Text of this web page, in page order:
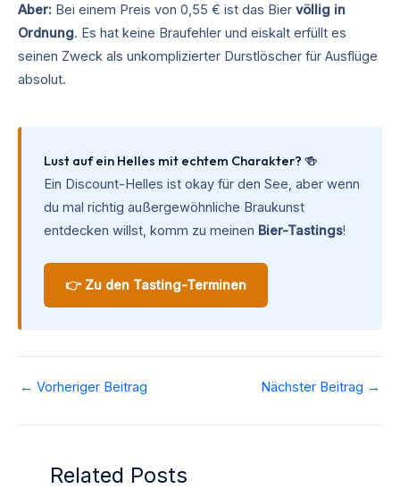
Aber: Bei einem Preis von 0,55 € ist das Bier völlig in
Ordnung. Es hat keine Braufehler und eiskalt erfüllt es
seinen Zweck als unkomplizierter Durstlöscher für Ausflüge
absolut.
Lust auf ein Helles mit echtem Charakter? 🍻
Ein Discount-Helles ist okay für den See, aber wenn
du mal richtig außergewöhnliche Braukunst
entdecken willst, komm zu meinen Bier-Tastings!
👉 Zu den Tasting-Terminen
← Vorheriger Beitrag Nächster Beitrag →
Related Posts